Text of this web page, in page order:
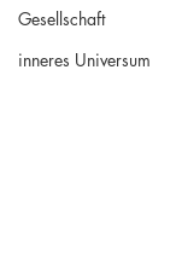
Gesellschaft
inneres Universum